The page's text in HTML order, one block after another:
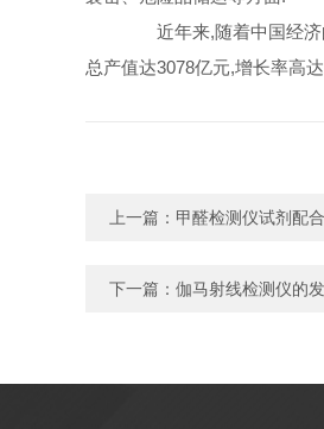
近年来,随着中国经济
总产值达3078亿元,增长率高
上一篇： 甲醛检测仪试剂配
下一篇： 伽马射线检测仪的